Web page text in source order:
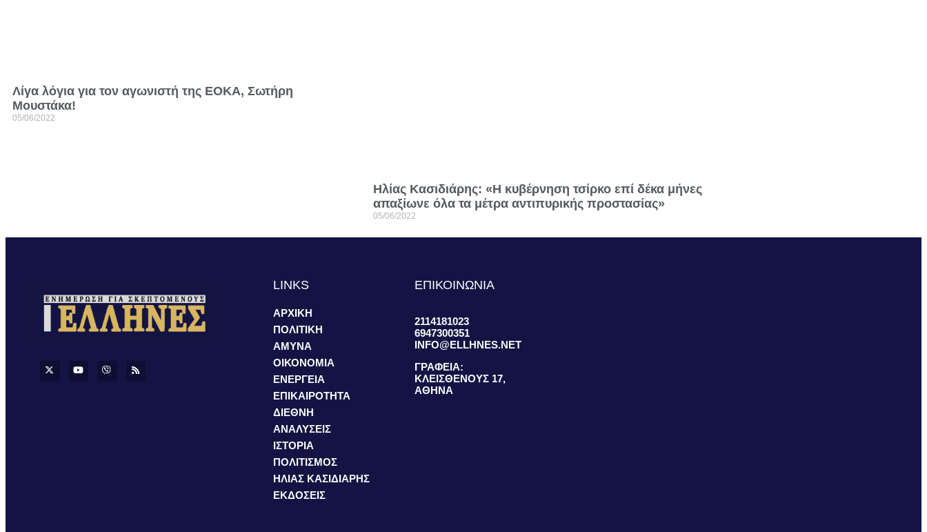
Λίγα λόγια για τον αγωνιστή της ΕΟΚΑ, Σωτήρη
Μουστάκα!
05/06/2022
Ηλίας Κασιδιάρης: «Η κυβέρνηση τσίρκο επί δέκα μήνες
απαξίωνε όλα τα μέτρα αντιπυρικής προστασίας»
05/06/2022
LINKS
ΑΡΧΙΚΗ
ΠΟΛΙΤΙΚΗ
ΑΜΥΝΑ
ΟΙΚΟΝΟΜΙΑ
ΕΝΕΡΓΕΙΑ
ΕΠΙΚΑΙΡΟΤΗΤΑ
ΔΙΕΘΝΗ
ΑΝΑΛΥΣΕΙΣ
ΙΣΤΟΡΙΑ
ΠΟΛΙΤΙΣΜΟΣ
ΗΛΙΑΣ ΚΑΣΙΔΙΑΡΗΣ
ΕΚΔΟΣΕΙΣ
ΕΠΙΚΟΙΝΩΝΙΑ
2114181023
6947300351
INFO@ELLHNES.NET
ΓΡΑΦΕΙΑ:
ΚΛΕΙΣΘΕΝΟΥΣ 17,
ΑΘΗΝΑ